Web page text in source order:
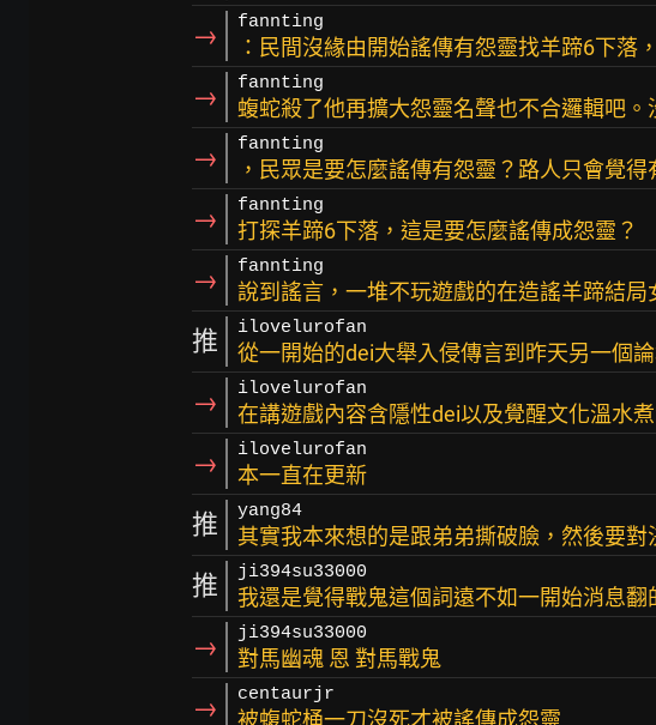
→ fannting
：民間沒緣由開始謠傳有怨靈找羊蹄6下落
→ fannting
蝮蛇殺了他再擴大怨靈名聲也不合邏輯吧。
→ fannting
，民眾是要怎麼謠傳有怨靈？路人只會覺得
→ fannting
打探羊蹄6下落，這是要怎麼謠傳成怨靈？
→ fannting
說到謠言，一堆不玩遊戲的在造謠羊蹄結局
推 ilovelurofan
從一開始的dei大舉入侵傳言到昨天另一個
→ ilovelurofan
在講遊戲內容含隱性dei以及覺醒文化溫水
→ ilovelurofan
本一直在更新
推 yang84
其實我本來想的是跟弟弟撕破臉，然後要對
推 ji394su33000
我還是覺得戰鬼這個詞遠不如一開始消息翻
→ ji394su33000
對馬幽魂 恩 對馬戰鬼
→ centaurjr
被蝮蛇桶一刀沒死才被謠傳成怨靈...